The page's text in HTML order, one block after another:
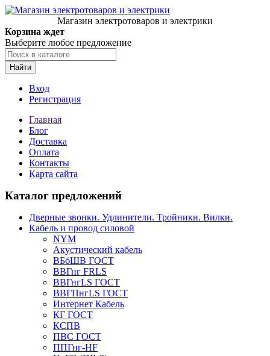
Магазин электротоваров и электрики
Корзина ждет
Выберите любое предложение
Найти
Вход
Регистрация
Главная
Блог
Доставка
Оплата
Контакты
Карта сайта
Каталог предложений
Дверные звонки. Удлинители. Тройники. Вилки.
Кабель и провод силовой
NYM
Акустический кабель
ВБбШВ ГОСТ
ВВГнг FRLS
ВВГнгLS ГОСТ
ВВГПнгLS ГОСТ
Интернет Кабель
КГ ГОСТ
КСПВ
ПВС ГОСТ
ППГнг-HF